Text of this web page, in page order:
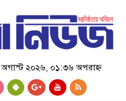
২০২৬, ০১:৩৬ অপরাহ্ন